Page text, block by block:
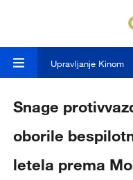
Upravljanje Kinom
Snage
oborile
letela prema